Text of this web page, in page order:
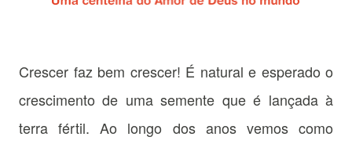
Crescer faz bem crescer! É natural e esperado o
crescimento de uma semente que é lançada à
terra fértil. Ao longo dos anos vemos como